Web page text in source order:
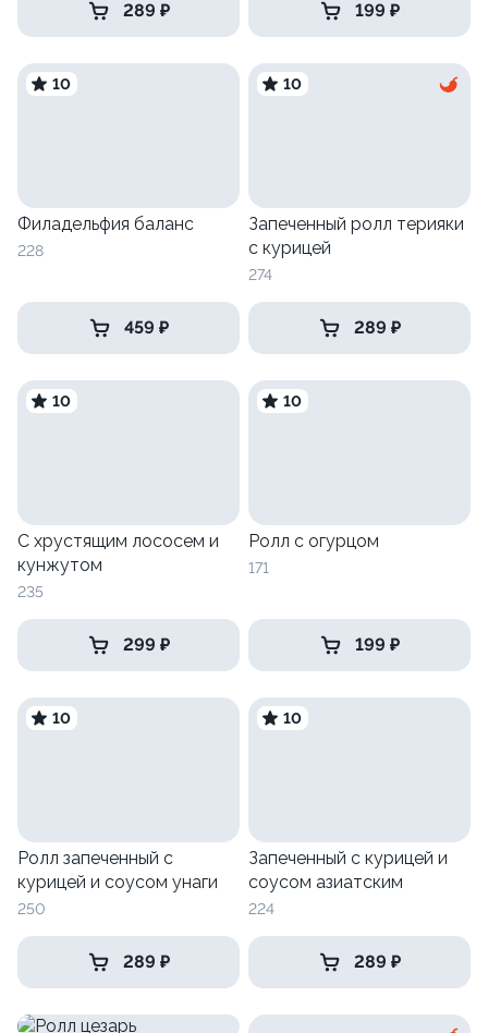
289 ₽ 199 ₽
10
Филадельфия баланс
228
459 ₽
10
Запеченный ролл терияки
с курицей
274
289 ₽
10
С хрустящим лососем и
кунжутом
235
299 ₽
10
Ролл с огурцом
171
199 ₽
10
Ролл запеченный с
курицей и соусом унаги
250
289 ₽
10
Запеченный с курицей и
соусом азиатским
224
289 ₽